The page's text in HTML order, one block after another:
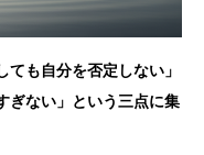
も自分を否定しない」
ぎない」という三点に集